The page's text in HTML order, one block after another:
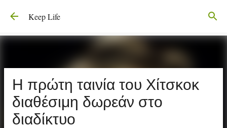
Μετάβαση στο κύριο περιεχόμενο
Keep Life
Η πρώτη ταινία του Χίτσκοκ
διαθέσιμη δωρεάν στο
διαδίκτυο